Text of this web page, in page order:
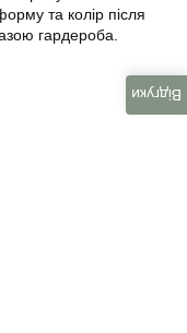
та колір після
гардероба.
Відгуки